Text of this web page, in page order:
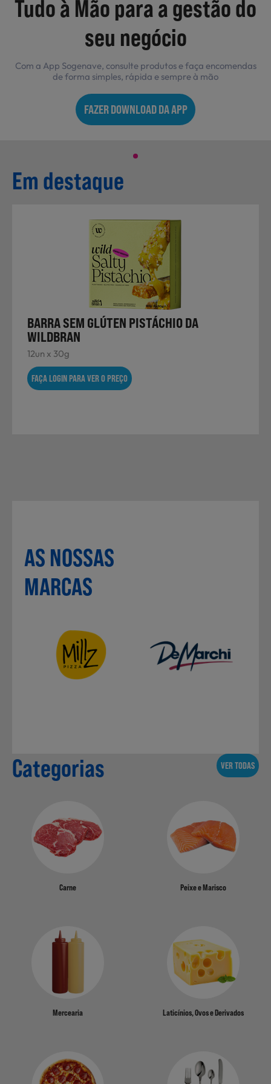
Não Alimentares
Refeições Prontas
Charcutaria e Enchidos
Pré-confeccionados
Frutas e Legumes
Laticínios, Ovos e Derivados
Mercearia
Padaria e Pastelaria
Sobremesas
Ração para Animais
Tudo à Mão para a gestão
seu negócio
Com a App Sogenave, consulte produtos e faça
de forma simples, rápida e sempre à mão
FAZER DOWNLOAD DA APP
Em destaque
BARRA SEM GLÚTEN PISTÁCHIO DA
WILDBRAN
12un x 30g
FAÇA LOGIN PARA VER O PREÇO
AS NOSSAS
MARCAS
Categorias VER TODAS
Carne Peixe e Marisco
Mercearia Laticínios, Ovos e Derivados